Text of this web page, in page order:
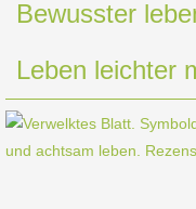
Bewusster
Leben leichter